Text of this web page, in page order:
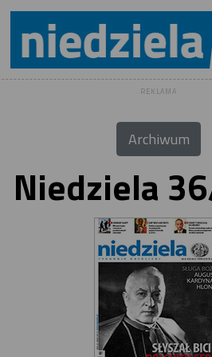
REKLAMA
Archiwum
Niedziela